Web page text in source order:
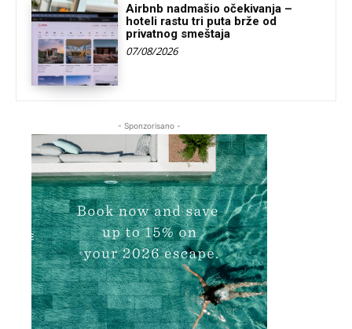
Airbnb nadmašio očekivanja –
hoteli rastu tri puta brže od
privatnog smeštaja
07/08/2026
- Sponzorisano -